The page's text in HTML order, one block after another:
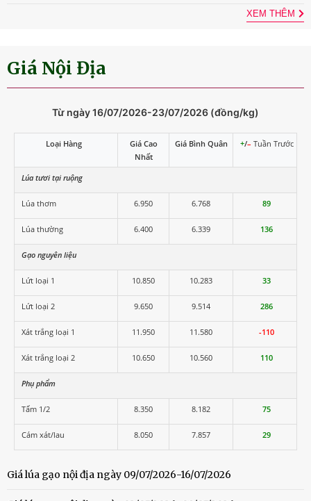
XEM THÊM
Giá Nội Địa
Từ ngày 16/07/2026-23/07/2026 (đồng/kg)
Loại Hàng
Giá Cao
Nhất
Giá Bình Quân +/– Tuần Trước
Lúa tươi tại ruộng
Lúa thơm 6.950 6.768 89
Lúa thường 6.400 6.339 136
Gạo nguyên liệu
Lứt loại 1 10.850 10.283 33
Lứt loại 2 9.650 9.514 286
Xát trắng loại 1 11.950 11.580 -110
Xát trắng loại 2 10.650 10.560 110
Phụ phẩm
Tấm 1/2 8.350 8.182 75
Cám xát/lau 8.050 7.857 29
Giá lúa gạo nội địa ngày 09/07/2026-16/07/2026